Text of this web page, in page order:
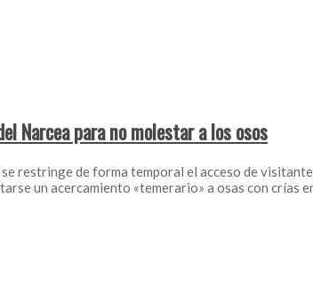
Narcea para no molestar a los osos
restringe de forma temporal el acceso de
un acercamiento «temerario» a osas con crías